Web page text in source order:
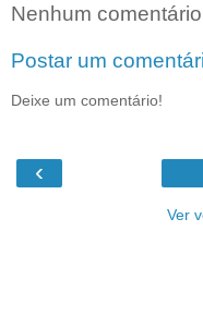
Nenhum
Postar um
Deixe um comentário!
‹
Ver